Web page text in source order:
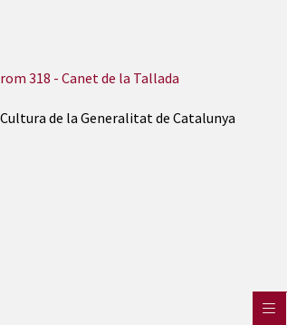
318 - Canet de la Tallada
de la Generalitat de Catalunya